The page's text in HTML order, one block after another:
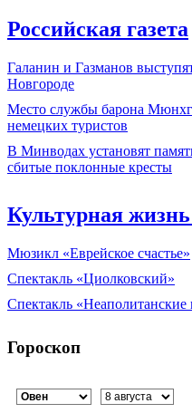
Российская газета
Галанин и Газманов
Новгороде
Место службы барона
немецких туристов
В Минводах установят
сбитые поклонные кресты
Культурная
Мюзикл «Еврейское счастье»
Спектакль «Циолковский»
Спектакль «Неаполитанские
Гороскоп